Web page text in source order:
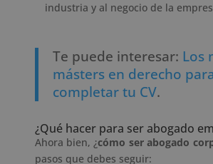
industria y al negocio de la
Te puede interesar: Los
másters en derecho
completar tu CV.
¿Qué hacer para ser abogado
Ahora bien, ¿cómo ser abogado
pasos que debes seguir: